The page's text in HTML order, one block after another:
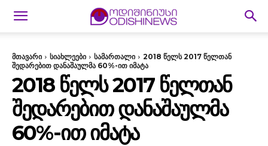
მთავარი სიახლეები სამართალი
2018 წელს 2017 წელთან
შედარებით დანაშაულმა 60%-ით იმატა
2018 ᲬᲔᲚᲡ 2017 ᲬᲔᲚᲗᲐᲜ
ᲨᲔᲓᲐᲠᲔᲑᲘᲗ ᲓᲐᲜᲐᲨᲐᲣᲚᲛᲐ
60%-ᲘᲗ ᲘᲛᲐᲢᲐ